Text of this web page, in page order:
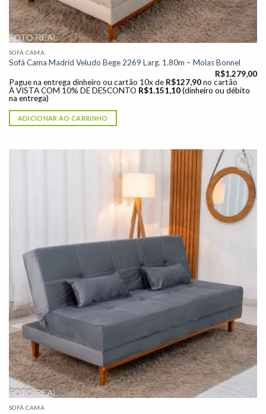
SOFÁ CAMA
Sofá Cama Madrid Veludo Bege 2269 Larg. 1.80m – Molas Bonnel
R$1.279,00
Pague na entrega dinheiro ou cartão 10x de R$127,90 no cartão
À VISTA COM 10% DE DESCONTO R$1.151,10 (dinheiro ou débito
na entrega)
ADICIONAR AO CARRINHO
Adicionar
à lista de
desejos"
SOFÁ CAMA